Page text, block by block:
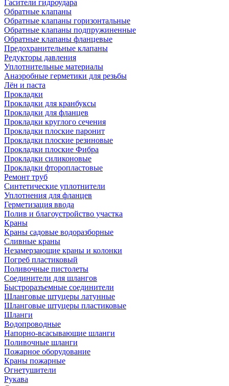
Гасители гидроудара
Обратные клапаны
Обратные клапаны горизонтальные
Обратные клапаны подпружиненные
Обратные клапаны фланцевые
Предохранительные клапаны
Редукторы давления
Уплотнительные материалы
Анаэробные герметики для резьбы
Лён и паста
Прокладки
Прокладки для кранбуксы
Прокладки для фланцев
Прокладки круглого сечения
Прокладки плоские паронит
Прокладки плоские резиновые
Прокладки плоские Фибра
Прокладки силиконовые
Прокладки фторопластовые
Ремонт труб
Синтетические уплотнители
Уплотнения для фланцев
Герметизация ввода
Полив и благоустройство участка
Краны
Краны садовые водоразборные
Сливные краны
Незамерзающие краны и колонки
Погреб пластиковый
Поливочные пистолеты
Соединители для шлангов
Быстроразъемные соединители
Шланговые штуцеры латунные
Шланговые штуцеры пластиковые
Шланги
Водопроводные
Напорно-всасывающие шланги
Поливочные шланги
Пожарное оборудование
Краны пожарные
Огнетушители
Рукава